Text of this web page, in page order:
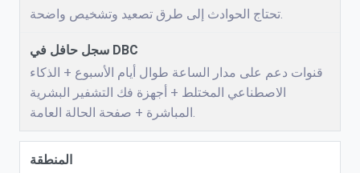
تحتاج الحوادث إلى طرق تصعيد وتشخيص واضحة.
قنوات دعم على مدار الساعة طوال أيام الأسبوع + الذكاء
الاصطناعي المختلط + أجهزة فك التشفير البشرية
المباشرة + صفحة الحالة العامة.